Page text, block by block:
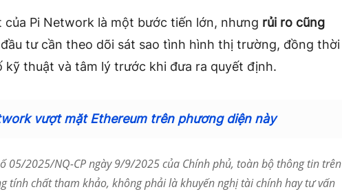
của Pi Network là một bước tiến lớn, nhưng rủi ro cũng
tư cần theo dõi sát sao tình hình thị trường, đồng thời
kỹ thuật và tâm lý trước khi đưa ra quyết định.
vượt mặt Ethereum trên phương diện này
05/2025/NQ-CP ngày 9/9/2025 của Chính phủ, toàn bộ thông tin trên
tính chất tham khảo, không phải là khuyến nghị tài chính hay tư vấn